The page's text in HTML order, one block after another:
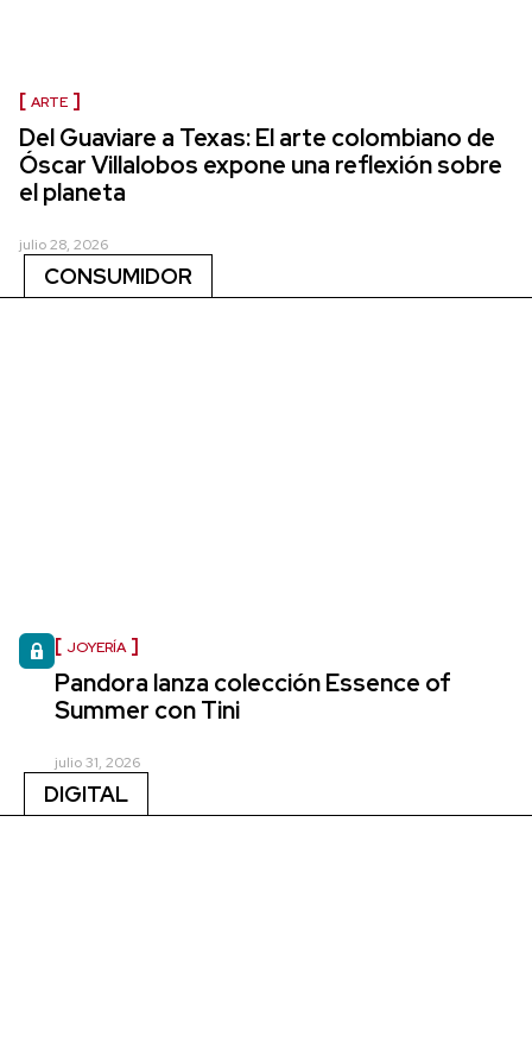
ARTE
Del Guaviare a Texas: El arte colombiano de
Óscar Villalobos expone una reflexión sobre
el planeta
julio 28, 2026
CONSUMIDOR
JOYERÍA
Pandora lanza colección Essence of
Summer con Tini
julio 31, 2026
DIGITAL